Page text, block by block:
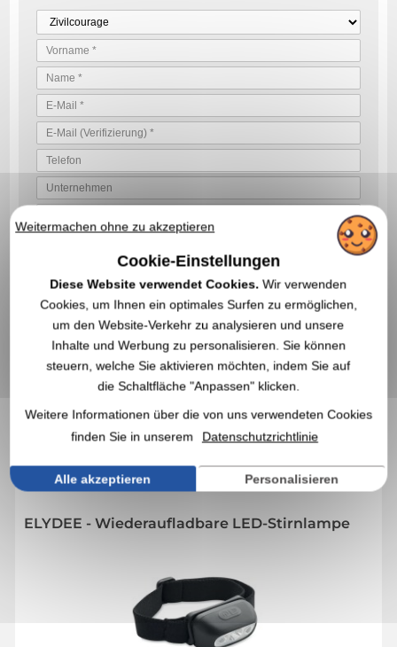
BESTÄTIGEN SIE IHRE ANGEBOTSANFRAGE
Indem Sie uns Ihre Angebotsanfrage senden, akzeptieren Sie unsere
Allgemeine Nutzungsbedingungen und unsere
IN DIESER KATEGORIE KÖNNTEN SIE
DIESE WERBEARTIKEL AUCH
INTERESSIEREN
Réf. 00010V0211891
ELYDEE - Wiederaufladbare LED-Stirnlampe
Weitermachen ohne zu akzeptieren
Cookie-Einstellungen
Diese Website verwendet Cookies. Wir verwenden
Cookies, um Ihnen ein optimales Surfen zu ermöglichen,
um den Website-Verkehr zu analysieren und unsere
Inhalte und Werbung zu personalisieren. Sie können
steuern, welche Sie aktivieren möchten, indem Sie auf
die Schaltfläche "Anpassen" klicken.
Weitere Informationen über die von uns verwendeten Cookies
finden Sie in unserem
Datenschutzrichtlinie
Alle akzeptieren Personalisieren